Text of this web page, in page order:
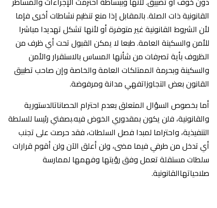
القانونية ذات الصلة. بالمقابل إذا منع تنظيم نشاطات أخرى فإما
لأن الشروط القانونية غير متوفرة أو لأنها تشكل تهديدا مباشرا
للأمن والسكينة العامة. طبعا لا يمكن القبول تحت أي ظرف من
الظروف بأية تصرفات من شأنها المساس بالاستقرار والأمن
والسكينة وبحرمة الممتلكات العامة والخاصة وإن صاحب تطبيق
القانون بعض التجاوزاتفهي مدانة ومرفوضة.
أما بخصوص السؤال المتعلق بعدم احترام الحصاناتالدستورية
والقانونية، فلن يكون بمقدوري الخوض فيه.بصفتي رئيسا للسلطة
التنفيذية، واحتراما لمبدا فصل السلطات، فقد حرصت على تجنب
أي تدخل من طرفي فيما مضى، ولن أعلق الآن ولن أقوم قرارات
سلطات مستقلة تعمل وفق رؤيتها وفهمها لممارسة
صلاحياتهاالقانونية.